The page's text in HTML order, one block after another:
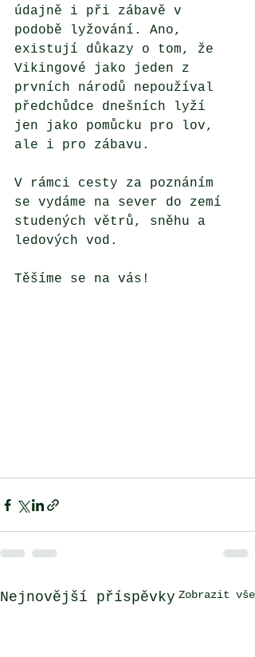
údajně i při zábavě v
podobě lyžování. Ano,
existují důkazy o tom, že
Vikingové jako jeden z
prvních národů nepoužíval
předchůdce dnešních lyží
jen jako pomůcku pro lov,
ale i pro zábavu.
V rámci cesty za poznáním
se vydáme na sever do zemí
studených větrů, sněhu a
ledových vod.
Těšíme se na vás!
Nejnovější příspěvky Zobrazit vše